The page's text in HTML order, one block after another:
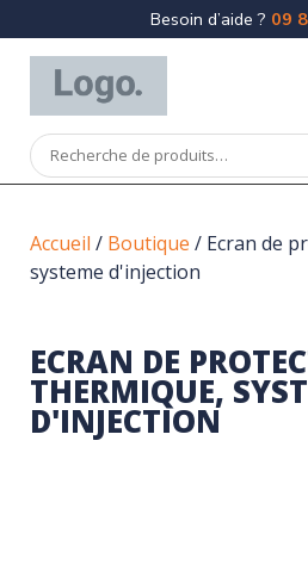
Besoin d’aide ? 09
Accueil / Boutique / Ecran de
systeme d'injection
ECRAN DE
THERMIQUE,
D'INJECTION